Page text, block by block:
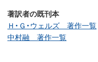
著訳者の既刊本
Ｈ・Ｇ・ウェルズ 著作一覧
中村融 著作一覧